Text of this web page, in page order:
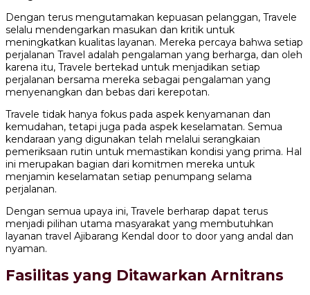
Dengan terus mengutamakan kepuasan pelanggan, Travele
selalu mendengarkan masukan dan kritik untuk
meningkatkan kualitas layanan. Mereka percaya bahwa setiap
perjalanan Travel adalah pengalaman yang berharga, dan oleh
karena itu, Travele bertekad untuk menjadikan setiap
perjalanan bersama mereka sebagai pengalaman yang
menyenangkan dan bebas dari kerepotan.
Travele tidak hanya fokus pada aspek kenyamanan dan
kemudahan, tetapi juga pada aspek keselamatan. Semua
kendaraan yang digunakan telah melalui serangkaian
pemeriksaan rutin untuk memastikan kondisi yang prima. Hal
ini merupakan bagian dari komitmen mereka untuk
menjamin keselamatan setiap penumpang selama
perjalanan.
Dengan semua upaya ini, Travele berharap dapat terus
menjadi pilihan utama masyarakat yang membutuhkan
layanan travel Ajibarang Kendal door to door yang andal dan
nyaman.
Fasilitas yang Ditawarkan Arnitrans